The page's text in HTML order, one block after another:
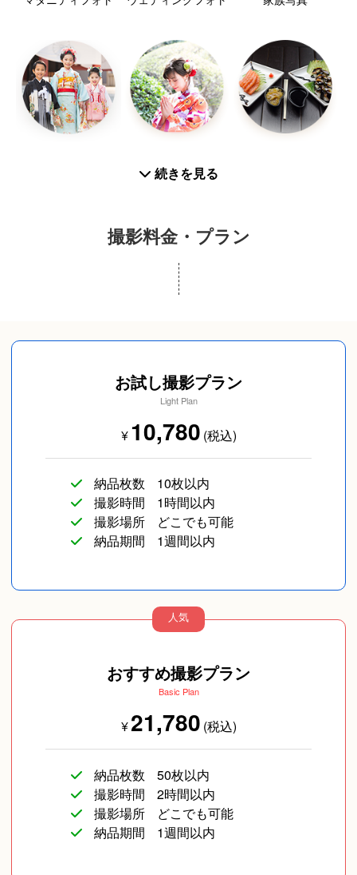
カップルフォト 友達
イベント/ライブ 企業向け写真
続きを見る
撮影料金・プラン
お試し撮影プラン
Light Plan
¥10,780 (税込)
納品枚数
10枚以内
撮影時間
1時間以内
撮影場所
どこでも可能
納品期間
1週間以内
人気
おすすめ撮影プラン
Basic Plan
¥21,780 (税込)
納品枚数
50枚以内
撮影時間
2時間以内
撮影場所
どこでも可能
納品期間
1週間以内